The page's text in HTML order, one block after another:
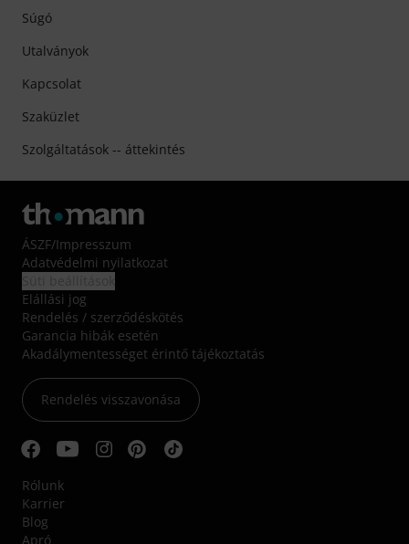
Súgó
Utalványok
Kapcsolat
Szaküzlet
Szolgáltatások -- áttekintés
ÁSZF/Impresszum
Adatvédelmi nyilatkozat
Elállási jog
Rendelés / szerződéskötés
Garancia hibák esetén
Akadálymentességet érintő tájékoztatás
Rendelés visszavonása
Rólunk
Karrier
Blog
Apró